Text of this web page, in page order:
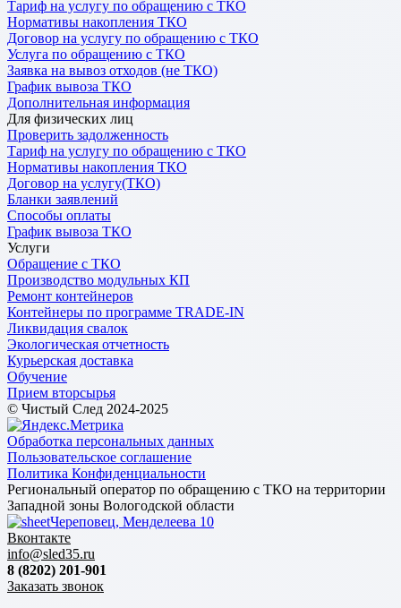
Тариф на услугу по обращению с ТКО
Нормативы накопления ТКО
Договор на услугу по обращению с ТКО
Услуга по обращению с ТКО
Заявка на вывоз отходов (не ТКО)
График вывоза ТКО
Дополнительная информация
Для физических лиц
Проверить задолженность
Тариф на услугу по обращению с ТКО
Нормативы накопления ТКО
Договор на услугу(ТКО)
Бланки заявлений
Способы оплаты
График вывоза ТКО
Услуги
Обращение с ТКО
Производство модульных КП
Ремонт контейнеров
Контейнеры по программе TRADE-IN
Ликвидация свалок
Экологическая отчетность
Курьерская доставка
Обучение
Прием вторсырья
© Чистый След 2024-2025
Обработка персональных данных
Пользовательское соглашение
Политика Конфиденциальности
Региональный оператор по обращению с ТКО на территории
Западной зоны Вологодской области
Череповец, Менделеева 10
Вконтакте
info@sled35.ru
8 (8202) 201-901
Заказать звонок